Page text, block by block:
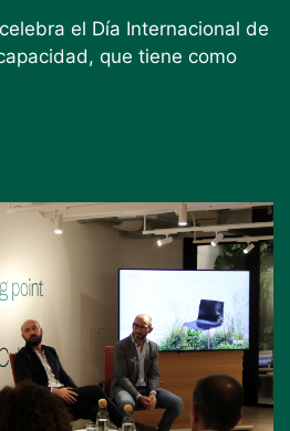
el Día Internacional de
que tiene como